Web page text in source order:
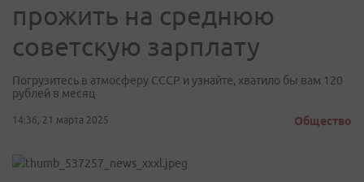
прожить на среднюю
советскую зарплату
Погрузитесь в атмосферу СССР и узнайте, хватило бы вам 120
рублей в месяц
14:36, 21 марта 2025 Общество